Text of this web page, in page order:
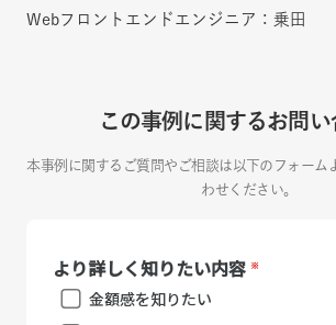
Webフロントエンドエンジニア：乗田
この事例に関するお問い
本事例に関するご質問やご相談は以下のフォーム
わせください。